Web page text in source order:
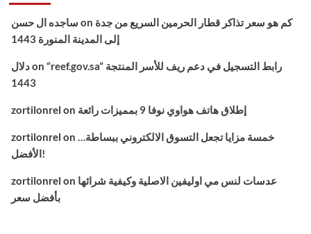
ساجده ال حسن on كم هو سعر تذاكر قطار الحرمين السريع من جدة
إلى المدينة المنورة 1443
دلالon “reef.gov.sa” رابط التسجيل في دعم ريف للأسر المنتجة
1443
zortilonrel on إطلاق هاتف هواوي نوفا 9 بمميزات رائعة
zortilonrel on خمسة مزايا تجعل التسوق الالكتروني ببساطة…
الأفضل!
zortilonrel on عدسات لنس مي اوليفين الاصلية وكيفية شرائها
بأفضل سعر